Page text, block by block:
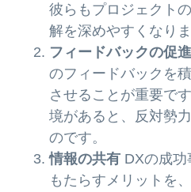
彼らもプロジェクト
解を深めやすくなりま
フィードバックの促進
のフィードバックを
させることが重要で
境があると、反対勢
のです。
情報の共有 DXの成
もたらすメリットを